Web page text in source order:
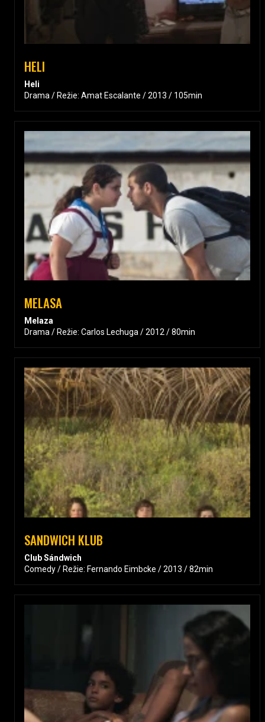
HELI
Heli
Drama / Režie: Amat Escalante / 2013 / 105min
MELASA
Melaza
Drama / Režie: Carlos Lechuga / 2012 / 80min
SANDWICH KLUB
Club Sándwich
Comedy / Režie: Fernando Eimbcke / 2013 / 82min